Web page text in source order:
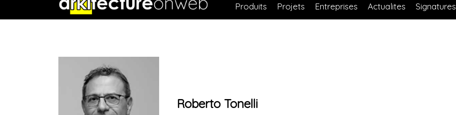
Produits Projets Entreprises Actualites Signatures
Roberto Tonelli